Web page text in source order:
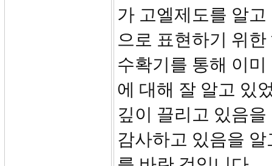
가 고엘제도를 알
으로 표현하기 위
수확기를 통해 이
에 대해 잘 알고 있
깊이 끌리고 있음
감사하고 있음을